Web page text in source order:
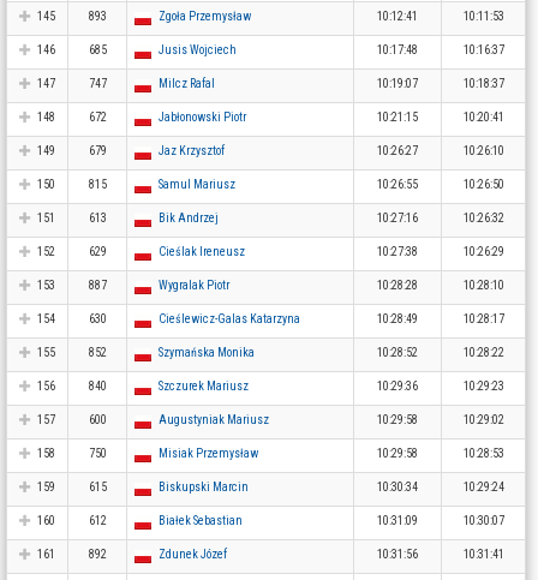
145 893 Zgoła Przemysław 10:12:41 10:11:53
146 685 Jusis Wojciech 10:17:48 10:16:37
147 747 Milcz Rafal 10:19:07 10:18:37
148 672 Jabłonowski Piotr 10:21:15 10:20:41
149 679 Jaz Krzysztof 10:26:27 10:26:10
150 815 Samul Mariusz 10:26:55 10:26:50
151 613 Bik Andrzej 10:27:16 10:26:32
152 629 Cieślak Ireneusz 10:27:38 10:26:29
153 887 Wygralak Piotr 10:28:28 10:28:10
154 630 Cieślewicz-Galas Katarzyna 10:28:49 10:28:17
155 852 Szymańska Monika 10:28:52 10:28:22
156 840 Szczurek Mariusz 10:29:36 10:29:23
157 600 Augustyniak Mariusz 10:29:58 10:29:02
158 750 Misiak Przemysław 10:29:58 10:28:53
159 615 Biskupski Marcin 10:30:34 10:29:24
160 612 Białek Sebastian 10:31:09 10:30:07
161 892 Zdunek Józef 10:31:56 10:31:41